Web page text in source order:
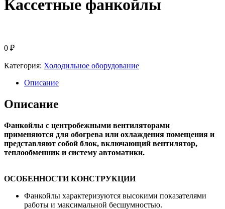
Кассетные фанкойлы
0 ₽
Категория: Холодильное оборудование
Описание
Описание
Фанкойлы с центробежными вентиляторами
применяются для обогрева или охлаждения помещения и
представляют собой блок, включающий вентилятор,
теплообменник и систему автоматики.
ОСОБЕННОСТИ КОНСТРУКЦИИ
Фанкойлы характеризуются высокими показателями
работы и максимальной бесшумностью.